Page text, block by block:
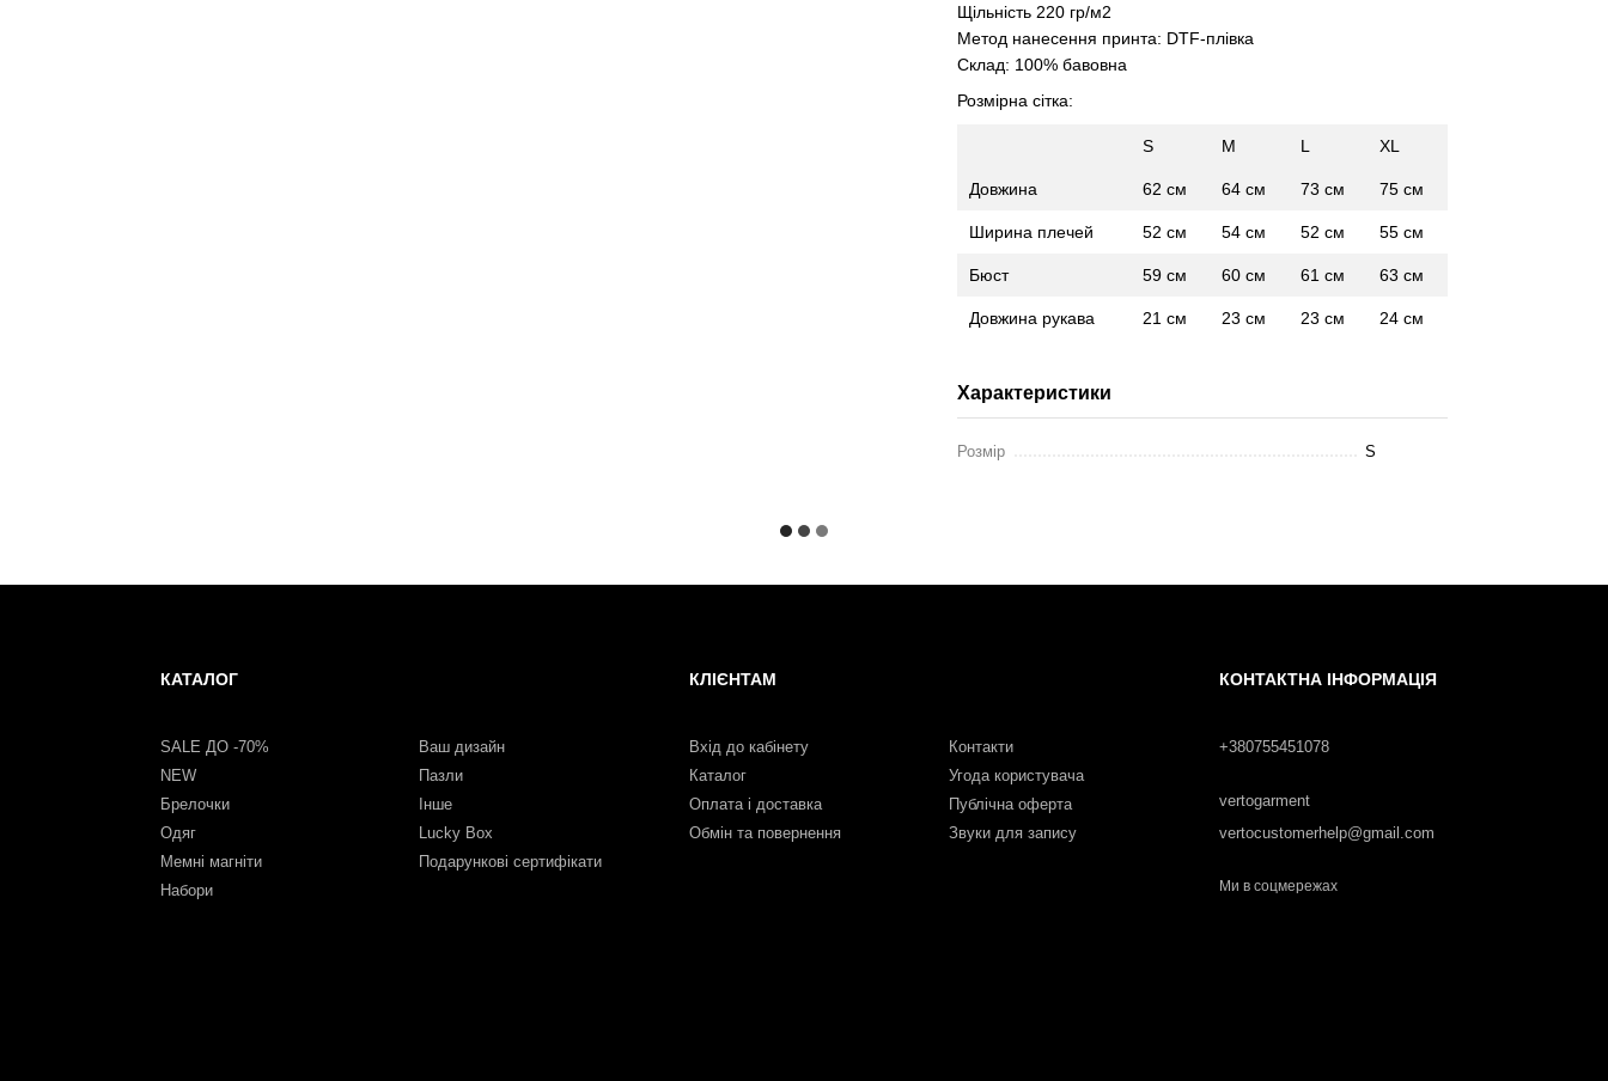
Щільність 220 гр/м2
Метод нанесення принта: DTF-плівка
Склад: 100% бавовна
Розмірна сітка:
S M L XL
Довжина 62 см 64 см 73 см 75 см
Ширина плечей 52 см 54 см 52 см 55 см
Бюст 59 см 60 см 61 см 63 см
Довжина рукава 21 см 23 см 23 см 24 см
Характеристики
Розмір S
КАТАЛОГ
SALE ДО -70%
NEW
Брелочки
Одяг
Мемні магніти
Набори
Ваш дизайн
Пазли
Інше
Lucky Box
Подарункові сертифікати
КЛІЄНТАМ
Вхід до кабінету
Каталог
Оплата і доставка
Обмін та повернення
Контакти
Угода користувача
Публічна оферта
Звуки для запису
КОНТАКТНА ІНФОРМАЦІЯ
+380755451078
vertogarment
vertocustomerhelp@gmail.com
Ми в соцмережах